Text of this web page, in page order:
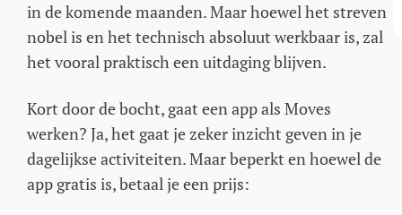
in de komende maanden. Maar hoewel het streven
nobel is en het technisch absoluut werkbaar is, zal
het vooral praktisch een uitdaging blijven.
Kort door de bocht, gaat een app als Moves
werken? Ja, het gaat je zeker inzicht geven in je
dagelijkse activiteiten. Maar beperkt en hoewel de
app gratis is, betaal je een prijs: